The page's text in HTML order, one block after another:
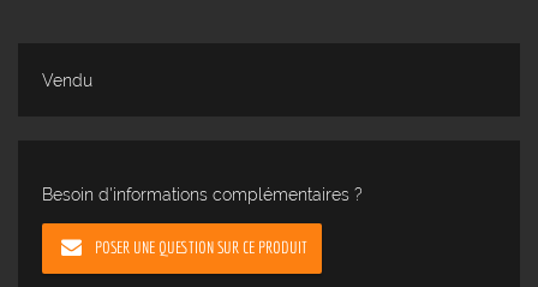
Vendu
Besoin d'informations complémentaires ?
POSER UNE QUESTION SUR CE PRODUIT